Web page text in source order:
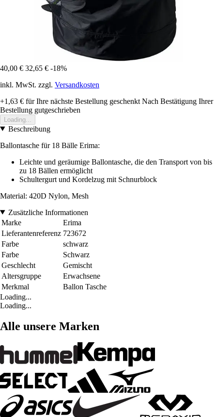
40,00 € 32,65 € -18%
inkl. MwSt. zzgl. Versandkosten
+1,63 € für Ihre nächste Bestellung geschenkt Nach Bestätigung Ihrer
Bestellung gutgeschrieben
Loading...
Beschreibung
Ballontasche für 18 Bälle Erima:
Leichte und geräumige Ballontasche, die den Transport von bis
zu 18 Bällen ermöglicht
Schultergurt und Kordelzug mit Schnurblock
Material: 420D Nylon, Mesh
Zusätzliche Informationen
Marke
Erima
Lieferantenreferenz 723672
Farbe
schwarz
Farbe
Schwarz
Geschlecht
Gemischt
Altersgruppe
Erwachsene
Merkmal
Ballon Tasche
Loading...
Loading...
Alle unsere Marken